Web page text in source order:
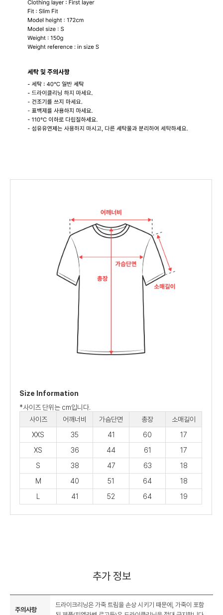
Size Information
*사이즈 단위는 cm입니다.
사이즈
어깨너비 가슴단면 총장
소매길이
XXS
35 41 60
17
XS
36 44 61
17
S
38 47 63
18
M
40 51 64
18
L
41 52 64 19
추가 정보
주의사항
드라이크리닝은 가죽 트림을 손상 시키기 때문에, 가죽이 포함